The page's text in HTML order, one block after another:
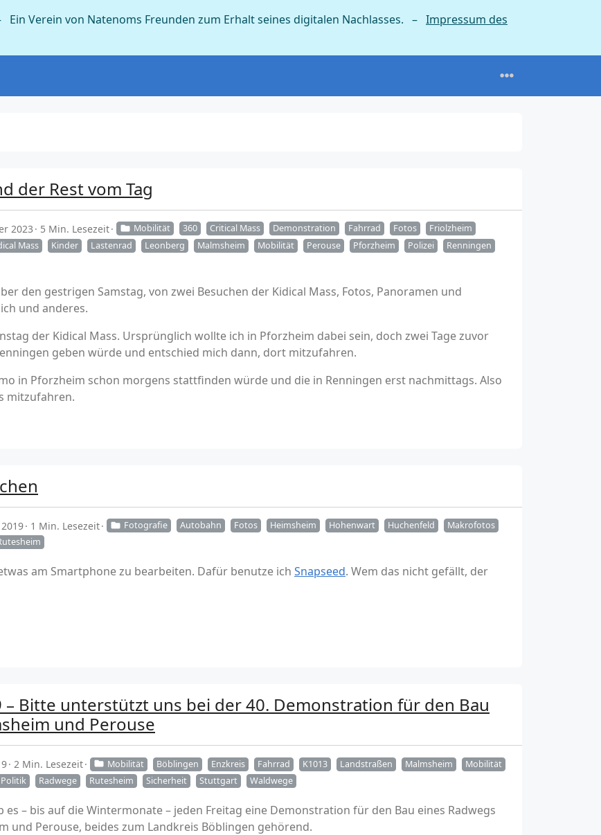
Ein Verein von Natenoms Freunden zum Erhalt seines digitalen Nachlasses. – Impressum des
der Rest vom Tag
2023 5 Min. Lesezeit Mobilität 360 Critical Mass Demonstration Fahrrad Fotos
Friolzheim
Mass Kinder Lastenrad Leonberg Malmsheim Mobilität Perouse Pforzheim Polizei
Renningen
den gestrigen Samstag, von zwei Besuchen der Kidical Mass, Fotos, Panoramen und
und anderes.
der Kidical Mass. Ursprünglich wollte ich in Pforzheim dabei sein, doch zwei Tage zuvor
geben würde und entschied mich dann, dort mitzufahren.
in Pforzheim schon morgens stattfinden würde und die in Renningen erst nachmittags. Also
mitzufahren.
1 Min. Lesezeit Fotografie Autobahn Fotos Heimsheim Hohenwart Huchenfeld
Makrofotos
am Smartphone zu bearbeiten. Dafür benutze ich Snapseed. Wem das nicht gefällt, der
– Bitte unterstützt uns bei der 40. Demonstration für den Bau
und Perouse
2 Min. Lesezeit Mobilität Böblingen Enzkreis Fahrrad K1013 Landstraßen Malmsheim
Mobilität
Politik Radwege Rutesheim Sicherheit Stuttgart Waldwege
es – bis auf die Wintermonate – jeden Freitag eine Demonstration für den Bau eines Radwegs
und Perouse, beides zum Landkreis Böblingen gehörend.